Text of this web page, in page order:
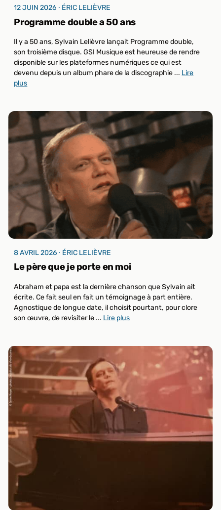
Programme double a 50 ans
12 JUIN 2026 ⸱ ÉRIC LELIÈVRE
Il y a 50 ans, Sylvain Lelièvre lançait Programme double,
son troisième disque. GSI Musique est heureuse de rendre
disponible sur les plateformes numériques ce qui est
devenu depuis un album phare de la discographie ... Lire
plus
Le père que je porte en moi
8 AVRIL 2026 ⸱ ÉRIC LELIÈVRE
Abraham et papa est la dernière chanson que Sylvain ait
écrite. Ce fait seul en fait un témoignage à part entière.
Agnostique de longue date, il choisit pourtant, pour clore
son œuvre, de revisiter le ... Lire plus